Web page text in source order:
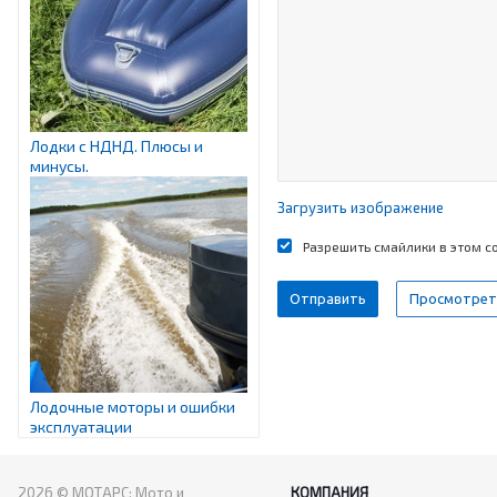
Лодки с НДНД. Плюсы и
минусы.
Лодочные моторы и ошибки
эксплуатации
Загрузить изображение
Разрешить смайлики в этом
2026 © МОТАРС: Мото и КОМПАНИЯ